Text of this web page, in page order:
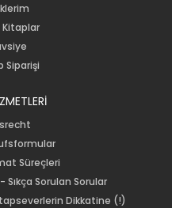
Kitaplar
Siparişi
Süreçleri
Sorulan Sorular
Dikkatine (!)